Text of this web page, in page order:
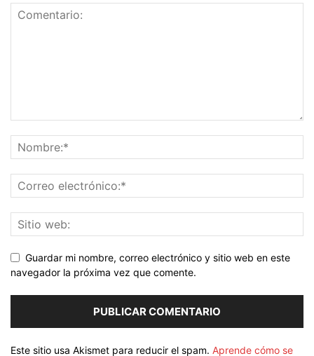
Guardar mi nombre, correo electrónico y sitio web en este
navegador la próxima vez que comente.
Este sitio usa Akismet para reducir el spam. Aprende cómo se